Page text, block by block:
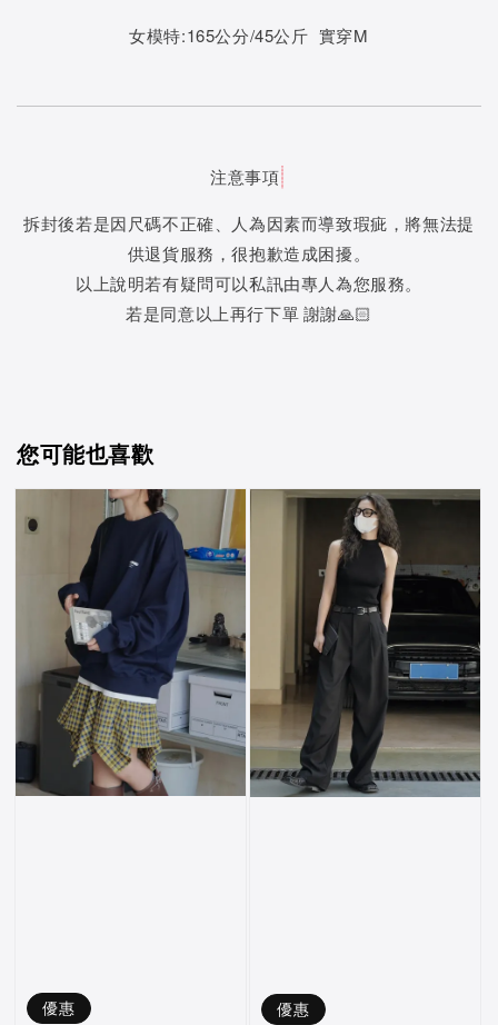
女模特:165公分/45公斤 實穿M
注意事項
拆封後若是因尺碼不正確、人為因素而導致瑕疵，將無法提
供退貨服務，很抱歉造成困擾。
以上說明若有疑問可以私訊由專人為您服務。
若是同意以上再行下單 謝謝🙏🏻
您可能也喜歡
優惠 優惠